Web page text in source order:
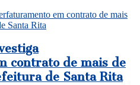
em contrato de mais
Santa Rita​​
contrato de mais de
de Santa Rita​​